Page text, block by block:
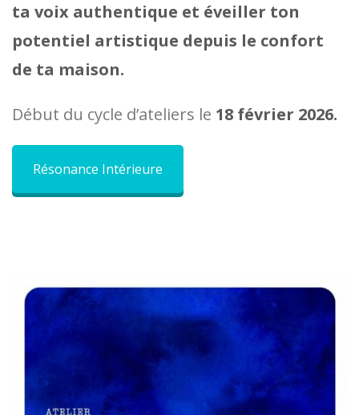
ta voix authentique et éveiller ton
potentiel artistique depuis le confort
de ta maison.
Début du cycle d’ateliers le 18 février 2026.
Résonance Intérieure